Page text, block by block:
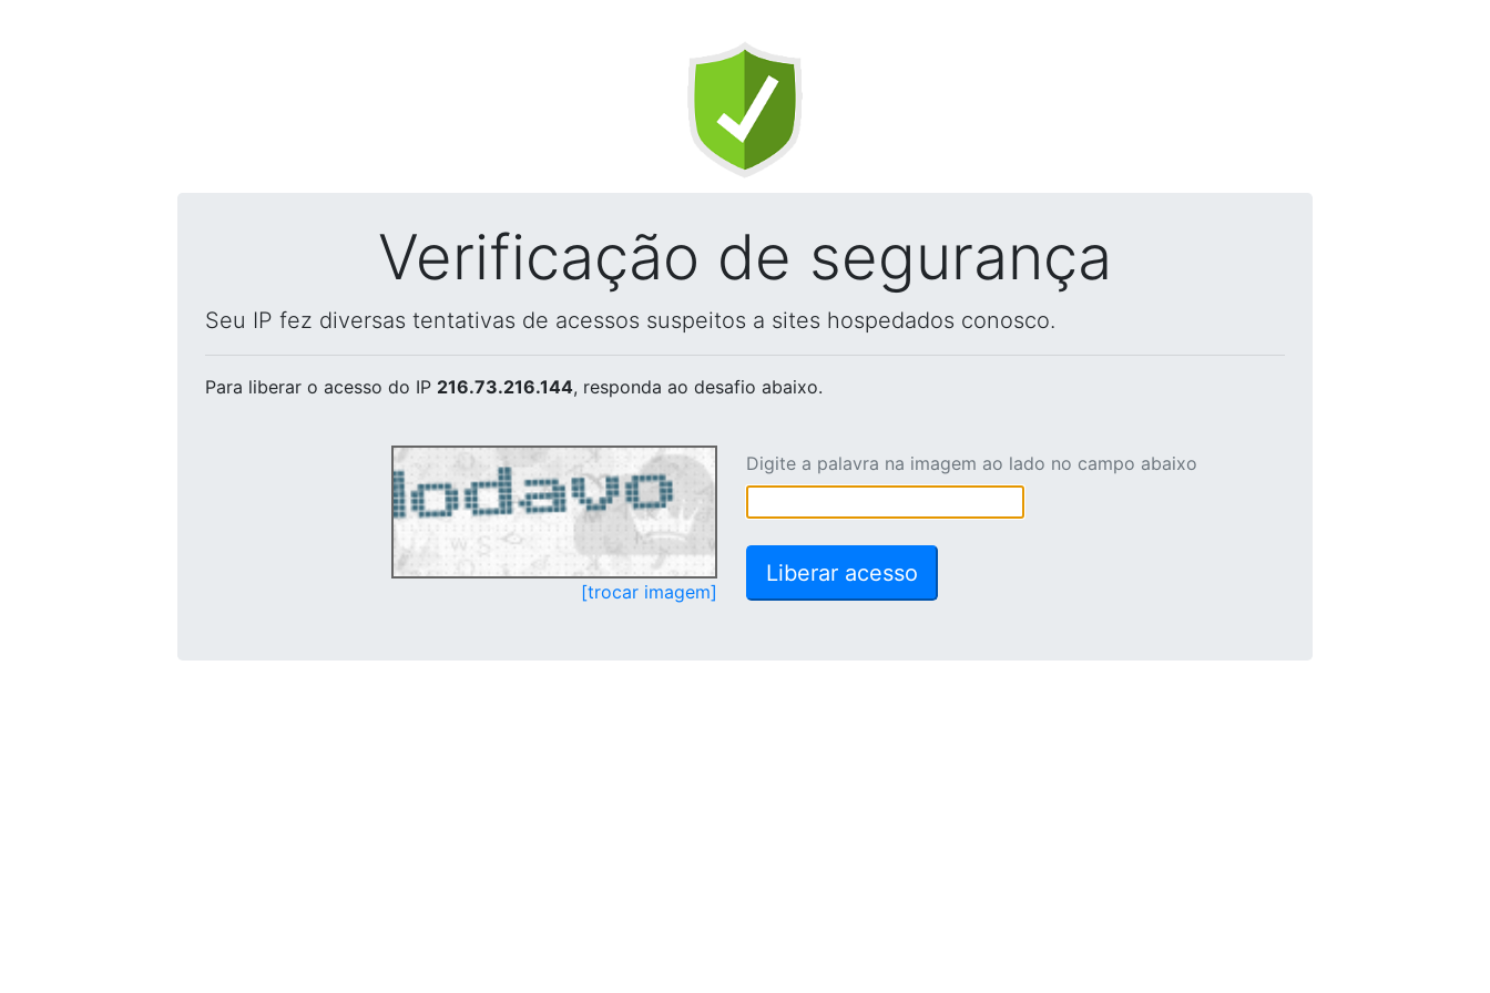
Verificação de segurança
Seu IP fez diversas tentativas de acessos suspeitos a sites hospedados conosco.
Para liberar o acesso do IP 216.73.216.144, responda ao desafio abaixo.
[trocar imagem]
Digite a palavra na imagem ao lado no campo abaixo